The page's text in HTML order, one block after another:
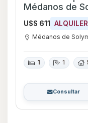
Médanos de
U$S 611 ALQUILER
Médanos de
1 1
Consultar